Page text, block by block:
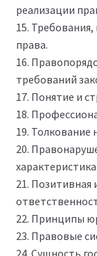
реализации
15.
права.
16.
требований
17. Понятие и
18.
19. Толкование
20.
21. Позитивная
22. Принципы
23. Правовые
24. Сущность